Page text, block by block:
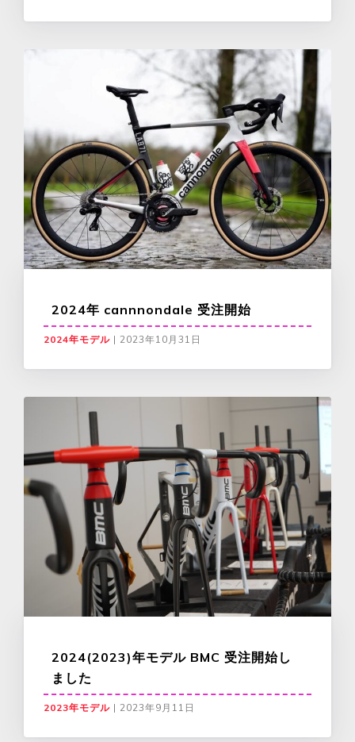
2024年 cannnondale 受注開始
2024年モデル | 2023年10月31日
2024(2023)年モデル BMC 受注開始し
ました
2023年モデル | 2023年9月11日